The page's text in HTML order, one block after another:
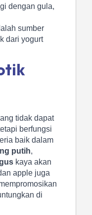
dengan gula,
sumber
dari yogurt
tidak dapat
berfungsi
baik dalam
putih,
kaya akan
apple juga
di